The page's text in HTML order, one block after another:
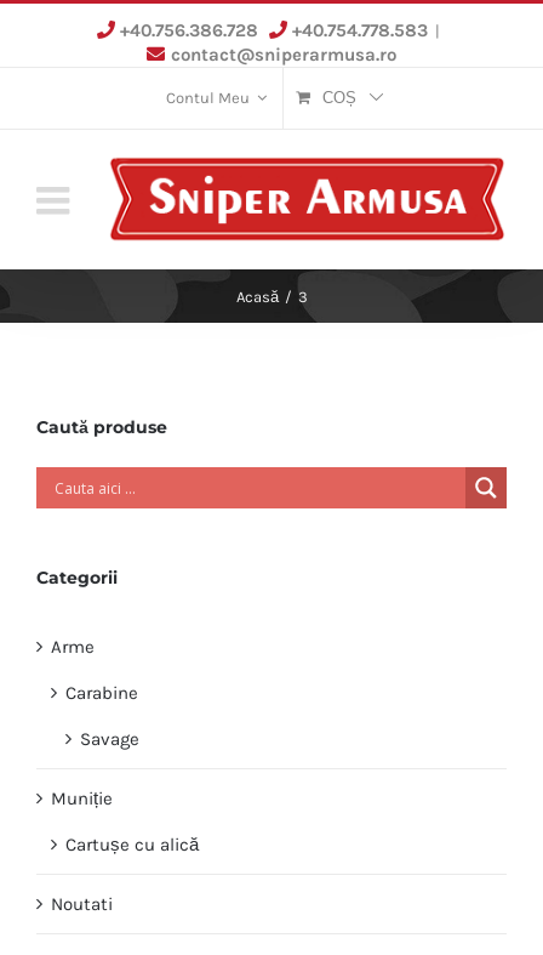
+40.756.386.728 +40.754.778.583
contact@sniperarmusa.ro
Contul Meu COȘ
Acasă / 3
Caută produse
Categorii
Arme
Carabine
Savage
Muniție
Cartușe cu alică
Noutati